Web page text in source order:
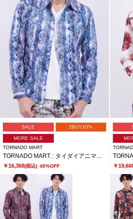
SALE 2BUY10%
MORE SALE
TORNADO MART
TORNADO MART∴タイダイアニマルプリントシャツ
￥16,368(税込) 40%OFF ￥